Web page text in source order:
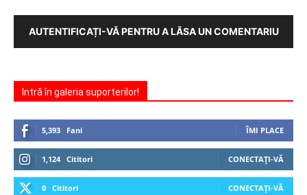
AUTENTIFICAȚI-VĂ PENTRU A LĂSA UN COMENTARIU
Intră în galeria suporterilor!
5,393 Fani ÎMI PLACE
1,124 Cititori CONECTAȚI-VĂ
0 Cititori CONECTAȚI-VĂ